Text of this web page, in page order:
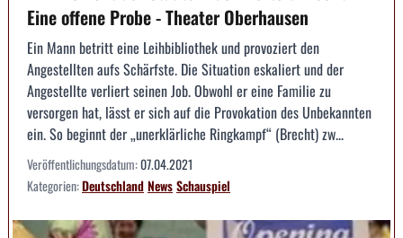
Eine offene Probe - Theater Oberhausen
Ein Mann betritt eine Leihbibliothek und provoziert den
Angestellten aufs Schärfste. Die Situation eskaliert und der
Angestellte verliert seinen Job. Obwohl er eine Familie zu
versorgen hat, lässt er sich auf die Provokation des Unbekannten
ein. So beginnt der „unerklärliche Ringkampf“ (Brecht) zw...
Veröffentlichungsdatum:07.04.2021
Kategorien:DeutschlandNewsSchauspiel